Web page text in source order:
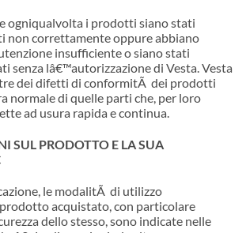
ogniqualvolta i prodotti siano stati
non correttamente oppure abbiano
insufficiente o siano stati
senza lâ€™autorizzazione di Vesta. Vesta
dei difetti di conformitÃ dei prodotti
normale di quelle parti che, per loro
ad usura rapida e continua.
SUL PRODOTTO E LA SUA
le modalitÃ di utilizzo
acquistato, con particolare
dello stesso, sono indicate nelle